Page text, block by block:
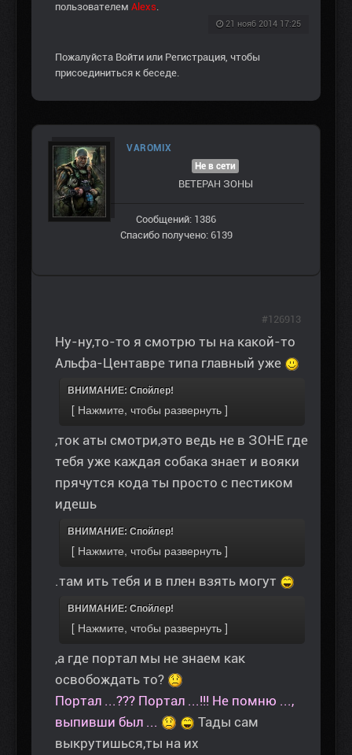
пользователем Alexs
21 нояб 2014 17:25
Пожалуйста Войти или Регистрация , чтобы
присоединиться к беседе.
VAROMIX
Не в сети
ВЕТЕРАН ЗOНЫ
Сообщений: 1386
Спасибо получено: 6139
Ну-ну,то-то я смотрю ты на какой-то
Альфа-Центавре типа главный уже
ВНИМАНИЕ: Спойлер!
,ток аты смотри,это ведь не в ЗОНЕ где
тебя уже каждая собака знает и вояки
прячутся кода ты просто с пестиком
идешь
ВНИМАНИЕ: Спойлер!
.там ить тебя и в плен взять могут
ВНИМАНИЕ: Спойлер!
,а где портал мы не знаем как
освобождать то?
Портал ...??? Портал ...!!! Не помню ...,
выпивши был ...
Тады сам
выкрутишься,ты на их
#126913